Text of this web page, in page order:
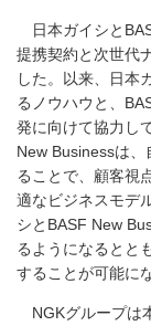
日本ガイシと
提携契約と次世代
した。以来、日本
るノウハウと、
発に向けて協力し
New Businessは
ることで、顧客視
適なビジネスモデ
シとBASF New
るようになるとと
することが可能に
NGKグループは